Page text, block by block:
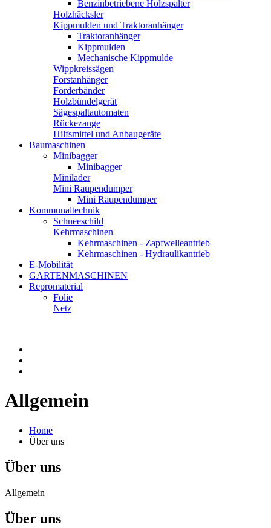
Benzinbetriebene Holzspalter
Holzhäcksler
Kippmulden und Traktoranhänger
Traktoranhänger
Kippmulden
Mechanische Kippmulde
Wippkreissägen
Forstanhänger
Förderbänder
Holzbündelgerät
Sägespaltautomaten
Rückezange
Hilfsmittel und Anbaugeräte
Baumaschinen
Minibagger
Minibagger
Minilader
Mini Raupendumper
Mini Raupendumper
Kommunaltechnik
Schneeschild
Kehrmaschinen
Kehrmaschinen - Zapfwelleantrieb
Kehrmaschinen - Hydraulikantrieb
E-Mobilität
GARTENMASCHINEN
Repromaterial
Folie
Netz
Allgemein
Home
Über uns
Über uns
Allgemein
Über uns